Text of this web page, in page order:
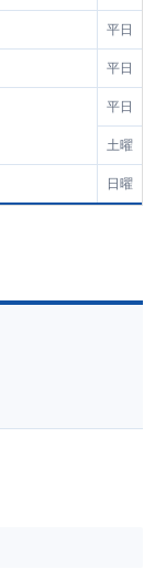
平日
平日
平日
土曜
日曜